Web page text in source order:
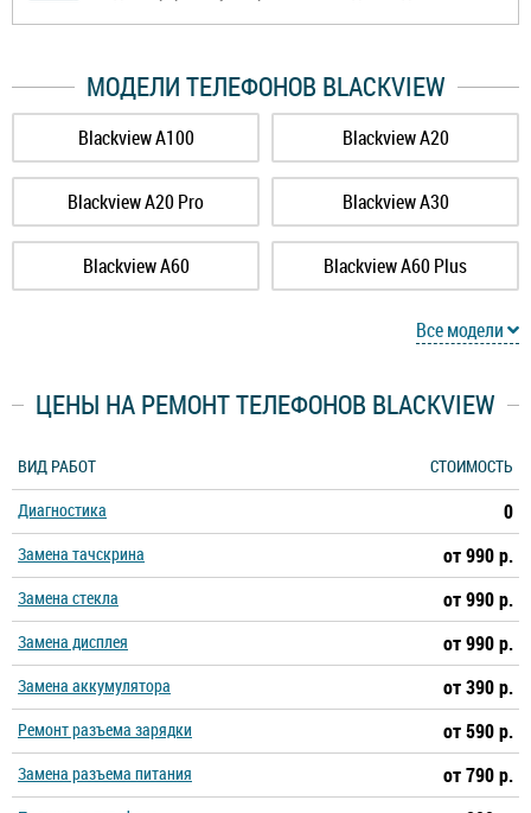
МОДЕЛИ ТЕЛЕФОНОВ BLACKVIEW
Blackview A100 Blackview A20
Blackview A20 Pro Blackview A30
Blackview A60 Blackview A60 Plus
Blackview A7
Blackview A7 Pro Blackview A70
Blackview A80 Blackview A80 Plus
Blackview A80 Pro
Blackview A90 Blackview BL5000
Blackview BL6000 Pro Blackview BV4000 Pro
Blackview BV4900 Pro Blackview BV4900 Slim
Blackview BV4900s Blackview BV5100
Все модели
ЦЕНЫ НА РЕМОНТ ТЕЛЕФОНОВ BLACKVIEW
ВИД РАБОТ
СТОИМОСТЬ
Диагностика
0
Замена тачскрина от 990 р.
Замена стекла от 990 р.
Замена дисплея от 990 р.
Замена аккумулятора от 390 р.
Ремонт разъема зарядки от 590 р.
Замена разъема питания от 790 р.